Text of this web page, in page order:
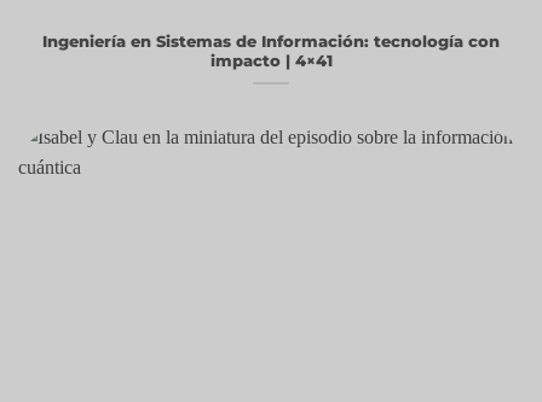
Ingeniería en Sistemas de Información: tecnología con
impacto | 4×41